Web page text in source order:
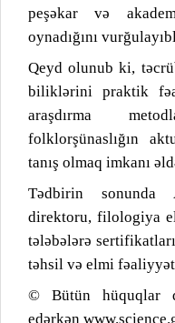
peşəkar və
oynadığını
Qeyd olunub ki,
biliklərini praktik
araşdırma
folklorşünaslığın
tanış olmaq imkanı
Tədbirin sonunda
direktoru, filologiya
tələbələrə
təhsil və elmi
© Bütün hüquqlar
edərkən